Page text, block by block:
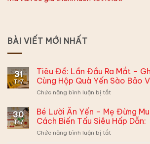
BÀI VIẾT MỚI NHẤT
31
Th7
Tiêu Đề: Lần Đầu Ra Mắt –
Cùng Hộp Quà Yến Sào Bảo
Chức năng bình luận bị tắtở
Đề:
Lần
Đầu
Ra
30
Th7
Bé Lười Ăn Yến – Mẹ Đừng
Cách Biến Tấu Siêu Hấp Dẫn:
Chức năng bình luận bị tắtở